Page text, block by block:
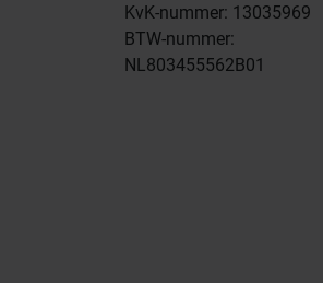
KvK-nummer: 13035969
BTW-nummer:
NL803455562B01